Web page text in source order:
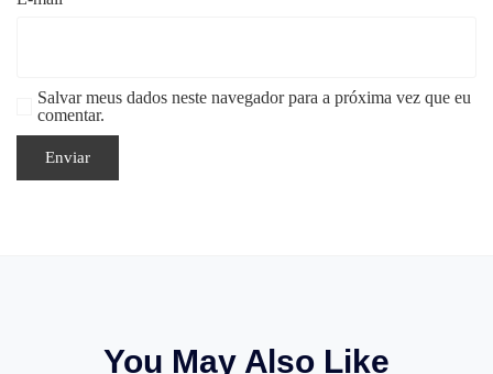
Salvar meus dados neste navegador para a próxima vez que eu
comentar.
You May Also Like